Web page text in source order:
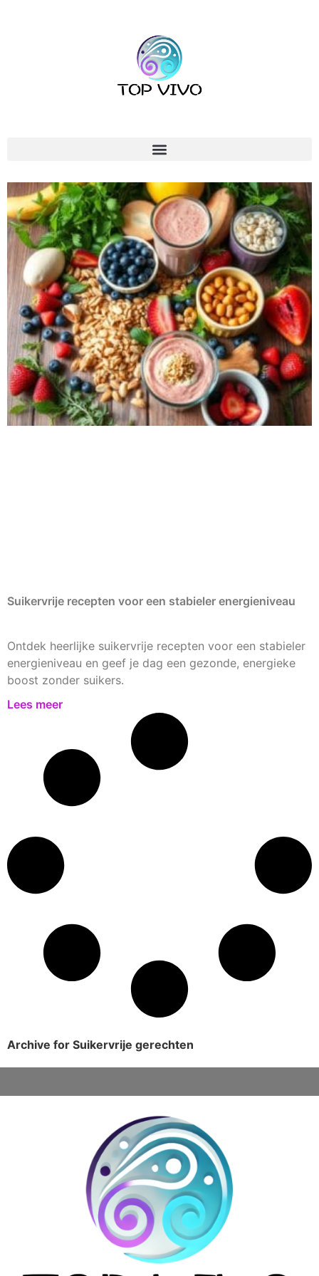
Suikervrije recepten voor een stabieler energieniveau
Ontdek heerlijke suikervrije recepten voor een stabieler
energieniveau en geef je dag een gezonde, energieke
boost zonder suikers.
Lees meer
Archive for Suikervrije gerechten